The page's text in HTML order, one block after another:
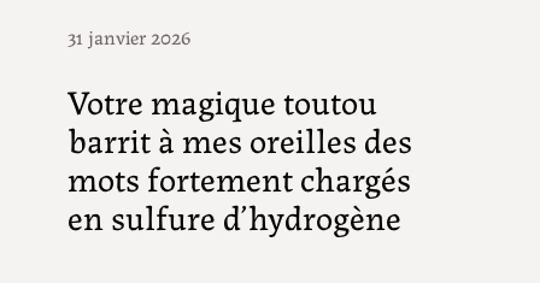
31 janvier 2026
Votre magique toutou
barrit à mes oreilles des
mots fortement chargés
en sulfure d’hydrogène